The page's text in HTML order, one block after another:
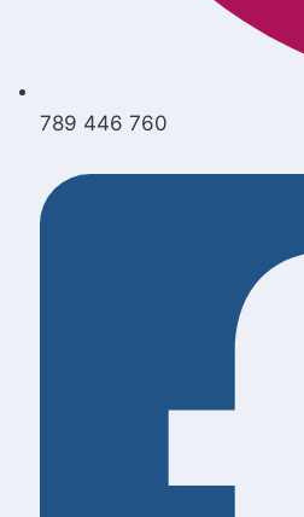
789 446 760